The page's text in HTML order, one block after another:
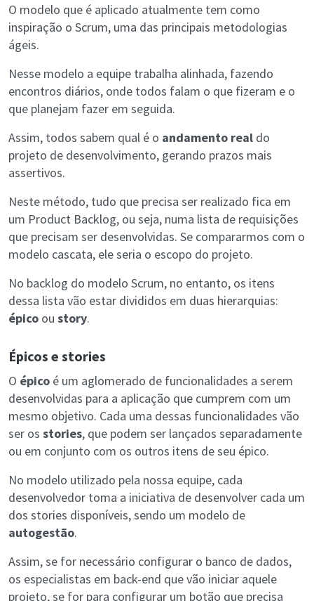
O modelo que é aplicado atualmente tem como
inspiração o Scrum, uma das principais metodologias
ágeis.
Nesse modelo a equipe trabalha alinhada, fazendo
encontros diários, onde todos falam o que fizeram e o
que planejam fazer em seguida.
Assim, todos sabem qual é o andamento real do
projeto de desenvolvimento, gerando prazos mais
assertivos.
Neste método, tudo que precisa ser realizado fica em
um Product Backlog, ou seja, numa lista de requisições
que precisam ser desenvolvidas. Se compararmos com o
modelo cascata, ele seria o escopo do projeto.
No backlog do modelo Scrum, no entanto, os itens
dessa lista vão estar divididos em duas hierarquias:
épico ou story.
Épicos e stories
O épico é um aglomerado de funcionalidades a serem
desenvolvidas para a aplicação que cumprem com um
mesmo objetivo. Cada uma dessas funcionalidades vão
ser os stories, que podem ser lançados separadamente
ou em conjunto com os outros itens de seu épico.
No modelo utilizado pela nossa equipe, cada
desenvolvedor toma a iniciativa de desenvolver cada um
dos stories disponíveis, sendo um modelo de
autogestão.
Assim, se for necessário configurar o banco de dados,
os especialistas em back-end que vão iniciar aquele
projeto, se for para configurar um botão que precisa